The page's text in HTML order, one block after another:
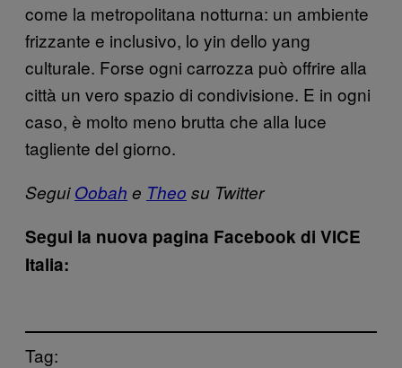
come la metropolitana notturna: un ambiente
frizzante e inclusivo, lo yin dello yang
culturale. Forse ogni carrozza può offrire alla
città un vero spazio di condivisione. E in ogni
caso, è molto meno brutta che alla luce
tagliente del giorno.
SeguiOobah e Theo su Twitter
Segui la nuova pagina Facebook di VICE
Italia:
Tag: